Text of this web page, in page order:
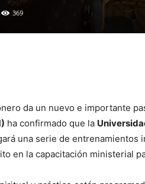
369
da un nuevo e importante
ha confirmado que la
una serie de entrenamientos
en la capacitación ministerial